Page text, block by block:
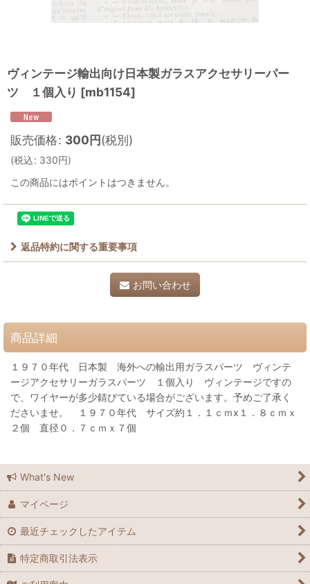
ヴィンテージ輸出向け日本製ガラスアクセサリーパー
ツ １個入り [mb1154]
販売価格: 300円(税別)
(税込: 330円)
この商品にはポイントはつきません。
返品特約に関する重要事項
お問い合わせ
商品詳細
１９７０年代 日本製 海外への輸出用ガラスパーツ ヴィンテ
ージアクセサリーガラスパーツ １個入り ヴィンテージですの
で、ワイヤーが多少錆びている場合がございます。予めご了承く
ださいませ。 １９７０年代 サイズ約１．１ｃｍx１．８ｃｍｘ
２個 直径０．７ｃｍｘ７個
What's New
マイページ
最近チェックしたアイテム
特定商取引法表示